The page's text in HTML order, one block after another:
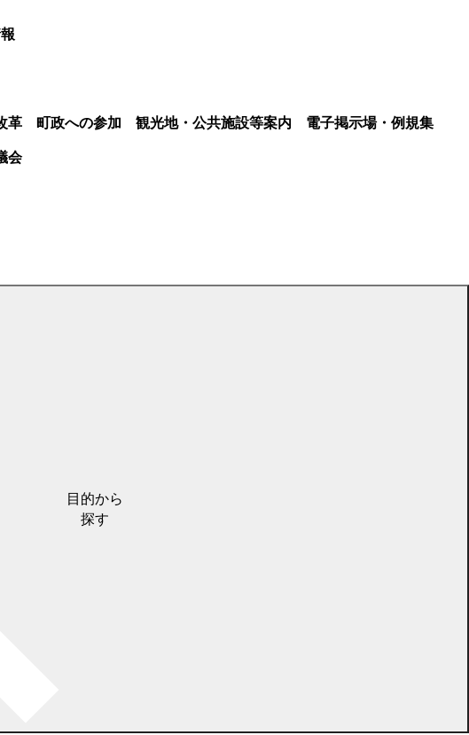
革 町政への参加 観光地・公共施設等案内
電子掲示場・例規集
会
目的から
探す